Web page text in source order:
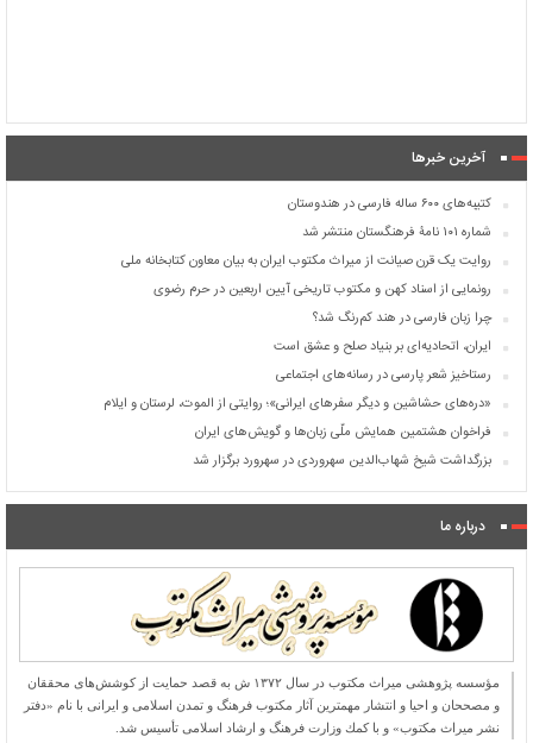
آخرین خبرها
کتیبه‌های ۶۰۰ ساله فارسی در هندوستان
شماره ۱۰۱ نامۀ فرهنگستان منتشر شد
روایت یک قرن صیانت از میراث مکتوب ایران به بیان معاون کتابخانه ملی
رونمایی از اسناد کهن و مکتوب تاریخی آیین اربعین در حرم رضوی
چرا زبان فارسی در هند کم‌رنگ شد؟
ایران، اتحادیه‌ای بر بنیاد صلح و عشق است
رستاخیز شعر پارسی در رسانه‌های اجتماعی
«دره‌های حشاشین و دیگر سفرهای ایرانی»؛ روایتی از الموت، لرستان و ایلام
فراخوان هشتمین همایش ملّی زبان‌ها و گویش‌های ایران
بزرگداشت شیخ شهاب‌الدین سهروردی در سهرورد برگزار شد
درباره ما
مؤسسه پژوهشی میراث مكتوب در سال ۱۳۷۲ ش به قصد حمایت از كوشش‌های محققان
و مصححان و احیا و انتشار مهمترین آثار مكتوب فرهنگ و تمدن اسلامی و ایرانی با نام «دفتر
نشر میراث مكتوب» و با كمك وزارت فرهنگ و ارشاد اسلامی تأسیس شد.